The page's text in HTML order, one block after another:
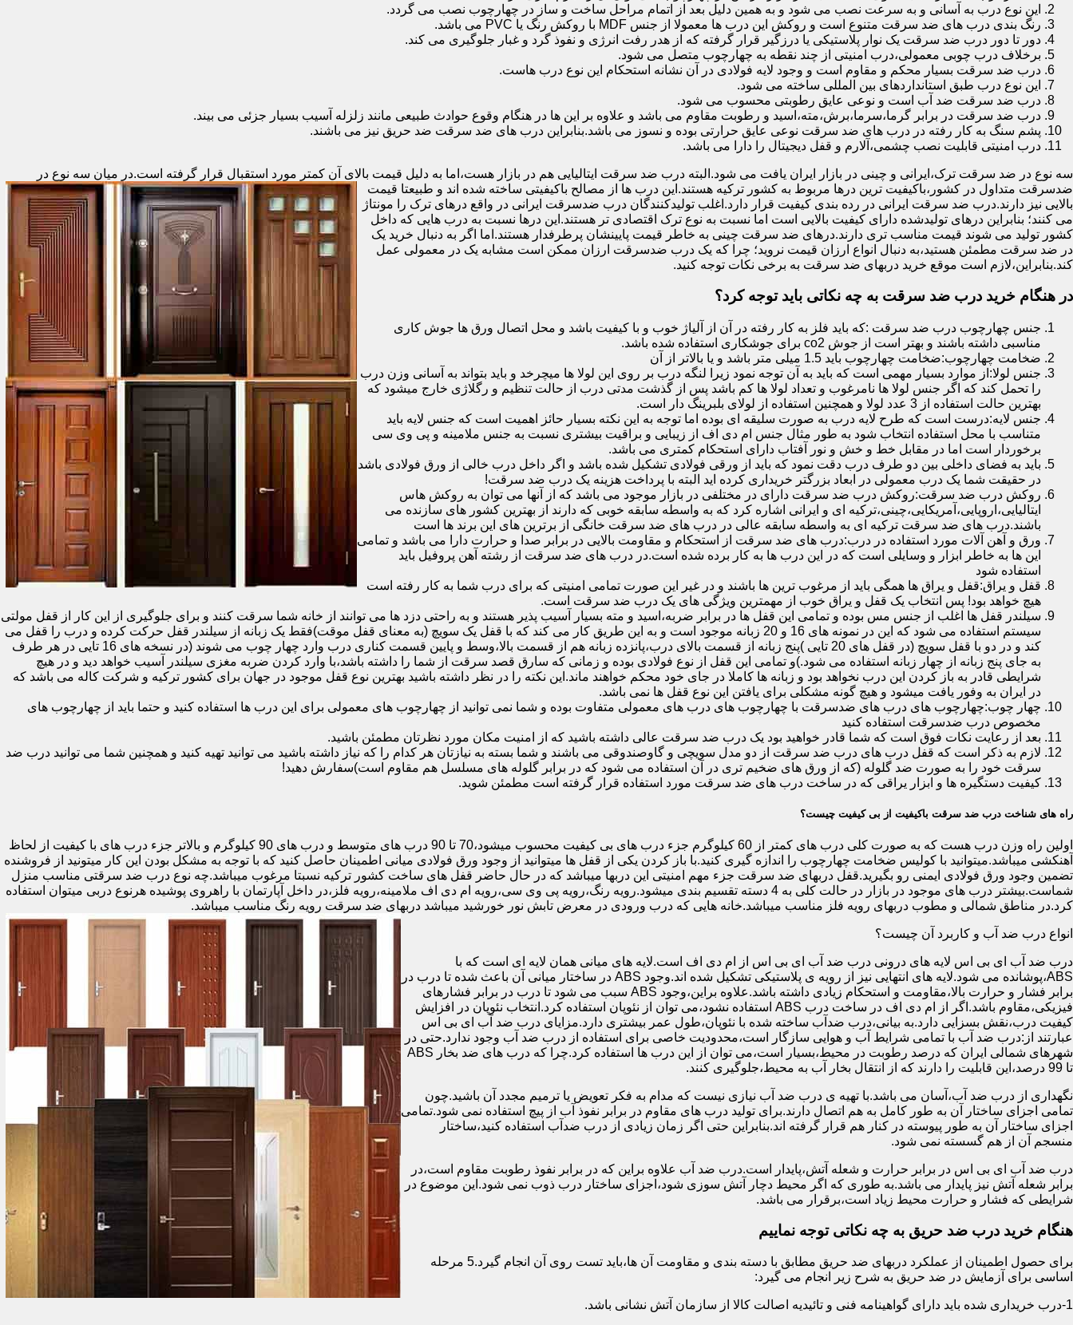
این نوع درب به آسانی و به سرعت نصب می شود و به همین دلیل بعد از اتمام مراحل ساخت و ساز در چهارچوب نصب می گردد.
رنگ بندی درب های ضد سرقت متنوع است و روکش این درب ها معمولا از جنس MDF با روکش رنگ یا PVC می باشد.
دور تا دور درب ضد سرقت یک نوار پلاستیکی یا درزگیر قرار گرفته که از هدر رفت انرژی و نفوذ گرد و غبار جلوگیری می کند.
برخلاف درب چوبی معمولی،درب امنیتی از چند نقطه به چهارچوب متصل می شود.
درب ضد سرقت بسیار محکم و مقاوم است و وجود لایه فولادی در آن نشانه استحکام این نوع درب هاست.
این نوع درب طبق استانداردهای بین المللی ساخته می شود.
درب ضد سرقت ضد آب است و نوعی عایق رطوبتی محسوب می شود.
درب ضد سرقت در برابر گرما،سرما،برش،مته،اسید و رطوبت مقاوم می باشد و علاوه بر این ها در هنگام وقوع حوادث طبیعی مانند زلزله آسیب بسیار جزئی می بیند.
پشم سنگ به کار رفته در درب های ضد سرقت نوعی عایق حرارتی بوده و نسوز می باشد.بنابراین درب های ضد سرقت ضد حریق نیز می باشند.
درب امنیتی قابلیت نصب چشمی،آلارم و قفل دیجیتال را دارا می باشد.
سه نوع در ضد سرقت ترک،ایرانی و چینی در بازار ایران یافت می شود.البته درب ضد سرقت ایتالیایی هم در بازار هست،اما به دلیل قیمت بالای آن کمتر مورد استقبال قرار گرفته است.در میان سه نوع در
ضدسرقت متداول در کشور،باکیفیت ترین درها مربوط به کشور ترکیه هستند.این درب ها از مصالح باکیفیتی ساخته شده اند و طبیعتا قیمت
بالایی نیز دارند.درب ضد سرقت ایرانی در رده بندی کیفیت قرار دارد.اغلب تولیدکنندگان درب ضدسرقت ایرانی در واقع درهای ترک را مونتاژ
می کنند؛ بنابراین درهای تولیدشده دارای کیفیت بالایی است اما نسبت به نوع ترک اقتصادی تر هستند.این درها نسبت به درب هایی که داخل
کشور تولید می شوند قیمت مناسب تری دارند.درهای ضد سرقت چینی به خاطر قیمت پایینشان پرطرفدار هستند.اما اگر به دنبال خرید یک
در ضد سرقت مطمئن هستید،به دنبال انواع ارزان قیمت نروید؛ چرا که یک درب ضدسرقت ارزان ممکن است مشابه یک در معمولی عمل
کند.بنابراین،لازم است موقع خرید دربهای ضد سرقت به برخی نکات توجه کنید.
در هنگام خرید درب ضد سرقت به چه نکاتی باید توجه کرد؟
جنس چهارچوب درب ضد سرقت :که باید فلز به کار رفته در آن از آلیاژ خوب و با کیفیت باشد و محل اتصال ورق ها جوش کاری
مناسبی داشته باشند و بهتر است از جوش co2 برای جوشکاری استفاده شده باشد.
ضخامت چهارچوب:ضخامت چهارچوب باید 1.5 میلی متر باشد و یا بالاتر از آن
جنس لولا:از موارد بسیار مهمی است که باید به آن توجه نمود زیرا لنگه درب بر روی این لولا ها میچرخد و باید بتواند به آسانی وزن درب
را تحمل کند که اگر جنس لولا ها نامرغوب و تعداد لولا ها کم باشد پس از گذشت مدتی درب از حالت تنظیم و رگلاژی خارج میشود که
بهترین حالت استفاده از 3 عدد لولا و همچنین استفاده از لولای بلبرینگ دار است.
جنس لایه:درست است که طرح لایه درب به صورت سلیقه ای بوده اما توجه به این نکته بسیار حائز اهمیت است که جنس لایه باید
متناسب با محل استفاده انتخاب شود به طور مثال جنس ام دی اف از زیبایی و براقیت بیشتری نسبت به جنس ملامینه و پی وی سی
برخوردار است اما در مقابل خط و خش و نور آفتاب دارای استحکام کمتری می باشد.
باید به فضای داخلی بین دو طرف درب دقت نمود که باید از ورقی فولادی تشکیل شده باشد و اگر داخل درب خالی از ورق فولادی باشد
در حقیقت شما یک درب معمولی در ابعاد بزرگتر خریداری کرده اید البته با پرداخت هزینه یک درب ضد سرقت!
روکش درب ضد سرقت:روکش درب ضد سرقت دارای در مختلفی در بازار موجود می باشد که از آنها می توان به روکش هاس
ایتالیایی،اروپایی،آمریکایی،چینی،ترکیه ای و ایرانی اشاره کرد که به واسطه سابقه خوبی که دارند از بهترین کشور های سازنده می
باشند.درب های ضد سرقت ترکیه ای به واسطه سابقه عالی در درب های ضد سرقت خانگی از برترین های این برند ها است
ورق و آهن آلات مورد استفاده در درب:درب های ضد سرقت از استحکام و مقاومت بالایی در برابر صدا و حرارت دارا می باشد و تمامی
این ها به خاطر ابزار و وسایلی است که در این درب ها به کار برده شده است.در درب های ضد سرقت از رشته آهن پروفیل باید
استفاده شود
قفل و یراق:قفل و یراق ها همگی باید از مرغوب ترین ها باشند و در غیر این صورت تمامی امنیتی که برای درب شما به کار رفته است
هیچ خواهد بود! پس انتخاب یک قفل و یراق خوب از مهمترین ویژگی های یک درب ضد سرقت است.
سیلندر قفل ها اغلب از جنس مس بوده و تمامی این قفل ها در برابر ضربه،اسید و مته بسیار آسیب پذیر هستند و به راحتی دزد ها می توانند از خانه شما سرقت کنند و برای جلوگیری از این کار از قفل مولتی
سیستم استفاده می شود که این در نمونه های 16 و 20 زبانه موجود است و به این طریق کار می کند که با قفل یک سویچ (به معنای قفل موقت)فقط یک زبانه از سیلندر قفل حرکت کرده و درب را قفل می
کند و در دو با قفل سویچ (در قفل های 20 تایی )پنج زبانه از قسمت بالای درب،پانزده زبانه هم از قسمت بالا،وسط و پایین قسمت کناری درب وارد چهار چوب می شوند (در نسخه های 16 تایی در هر طرف
به جای پنج زبانه از چهار زبانه استفاده می شود.)و تمامی این قفل از نوع فولادی بوده و زمانی که سارق قصد سرقت از شما را داشته باشد،با وارد کردن ضربه مغزی سیلندر آسیب خواهد دید و در هیچ
شرایطی قادر به باز کردن این درب نخواهد بود و زبانه ها کاملا در جای خود محکم خواهند ماند.این نکته را در نظر داشته باشید بهترین نوع قفل موجود در جهان برای کشور ترکیه و شرکت کاله می باشد که
در ایران به وفور یافت میشود و هیچ گونه مشکلی برای یافتن این نوع قفل ها نمی باشد.
چهار چوب:چهارچوب های درب های ضدسرقت با چهارچوب های درب های معمولی متفاوت بوده و شما نمی توانید از چهارچوب های معمولی برای این درب ها استفاده کنید و حتما باید از چهارچوب های
مخصوص درب ضدسرقت استفاده کنید
بعد از رعایت نکات فوق است که شما قادر خواهید بود یک درب ضد سرقت عالی داشته باشید که از امنیت مکان مورد نظرتان مطمئن باشید.
لازم به ذکر است که قفل درب های درب ضد سرقت از دو مدل سویچی و گاوصندوقی می باشند و شما بسته به نیازتان هر کدام را که نیاز داشته باشید می توانید تهیه کنید و همچنین شما می توانید درب ضد
سرقت خود را به صورت ضد گلوله (که از ورق های ضخیم تری در آن استفاده می شود که در برابر گلوله های مسلسل هم مقاوم است)سفارش دهید!
کیفیت دستگیره ها و ابزار یراقی که در ساخت درب های ضد سرقت مورد استفاده قرار گرفته است مطمئن شوید.
راه های شناخت درب ضد سرقت باکیفیت از بی کیفیت چیست؟
اولین راه وزن درب هست که به صورت کلی درب های کمتر از 60 کیلوگرم جزء درب های بی کیفیت محسوب میشود،70 تا 90 درب های متوسط و درب های 90 کیلوگرم و بالاتر جزء درب های با کیفیت از لحاظ
آهنکشی میباشد.میتوانید با کولیس ضخامت چهارچوب را اندازه گیری کنید.با باز کردن یکی از قفل ها میتوانید از وجود ورق فولادی میانی اطمینان حاصل کنید که با توجه به مشکل بودن این کار میتونید از فروشنده
تضمین وجود ورق فولادی ایمنی رو بگیرید.قفل دربهای ضد سرقت جزء مهم امنیتی این دربها میباشد که در حال حاضر قفل های ساخت کشور ترکیه نسبتا مرغوب میباشد.چه نوع درب ضد سرقتی مناسب منزل
شماست.بیشتر درب های موجود در بازار در حالت کلی به 4 دسته تقسیم بندی میشود.رویه رنگ،رویه پی وی سی،رویه ام دی اف ملامینه،رویه فلز،در داخل آپارتمان با راهروی پوشیده هرنوع دربی میتوان استفاده
کرد.در مناطق شمالی و مطوب دربهای رویه فلز مناسب میباشد.خانه هایی که درب ورودی در معرض تابش نور خورشید میباشد دربهای ضد سرقت رویه رنگ مناسب میباشد.
انواع درب ضد آب و کاربرد آن چیست؟
درب ضد آب ای بی اس لایه های درونی درب ضد آب ای بی اس از ام دی اف است.لایه های میانی همان لایه ای است که با
ABS،پوشانده می شود.لایه های انتهایی نیز از رویه ی پلاستیکی تشکیل شده اند.وجود ABS در ساختار میانی آن باعث شده تا درب در
برابر فشار و حرارت بالا،مقاومت و استحکام زیادی داشته باشد.علاوه براین،وجود ABS سبب می شود تا درب در برابر فشارهای
فیزیکی،مقاوم باشد.اگر از ام دی اف در ساخت درب ABS استفاده نشود،می توان از نئوپان استفاده کرد.انتخاب نئوپان در افزایش
کیفیت درب،نقش بسزایی دارد.به بیانی،درب ضدآب ساخته شده با نئوپان،طول عمر بیشتری دارد.مزایای درب ضد آب ای بی اس
عبارتند از:درب ضد آب با تمامی شرایط آب و هوایی سازگار است،محدودیت خاصی برای استفاده از درب ضد آب وجود ندارد.حتی در
شهرهای شمالی ایران که درصد رطوبت در محیط،بسیار است،می توان از این درب ها استفاده کرد.چرا که درب های ضد بخار ABS
تا 99 درصد،این قابلیت را دارند که از انتقال بخار آب به محیط،جلوگیری کنند.
نگهداری از درب ضد آب،آسان می باشد.با تهیه ی درب ضد آب نیازی نیست که مدام به فکر تعویض یا ترمیم مجدد آن باشید.چون
تمامی اجزای ساختار آن به طور کامل به هم اتصال دارند.برای تولید درب های مقاوم در برابر نفوذ آب از پیچ استفاده نمی شود.تمامی
اجزای ساختار آن به طور پیوسته در کنار هم قرار گرفته اند.بنابراین حتی اگر زمان زیادی از درب ضدآب استفاده کنید،ساختار
منسجم آن از هم گسسته نمی شود.
درب ضد آب ای بی اس در برابر حرارت و شعله آتش،پایدار است.درب ضد آب علاوه براین که در برابر نفوذ رطوبت مقاوم است،در
برابر شعله آتش نیز پایدار می باشد.به طوری که اگر محیط دچار آتش سوزی شود،اجزای ساختار درب ذوب نمی شود.این موضوع در
شرایطی که فشار و حرارت محیط زیاد است،برقرار می باشد.
هنگام خرید درب ضد حریق به چه نکاتی توجه نماییم
برای حصول اطمینان از عملکرد دربهای ضد حریق مطابق با دسته بندی و مقاومت آن ها،باید تست روی آن انجام گیرد.5 مرحله
اساسی برای آزمایش در ضد حریق به شرح زیر انجام می گیرد:
1-درب خریداری شده باید دارای گواهینامه فنی و تائیدیه اصالت کالا از سازمان آتش نشانی باشد.